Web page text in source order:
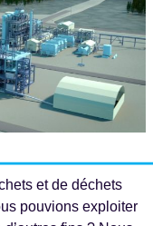
et de déchets
pouvions exploiter